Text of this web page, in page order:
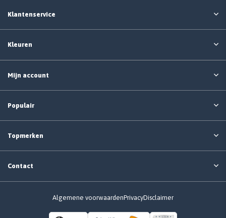
Klantenservice
Kleuren
Mijn account
Populair
Topmerken
Contact
Algemene voorwaardenPrivacyDisclaimer